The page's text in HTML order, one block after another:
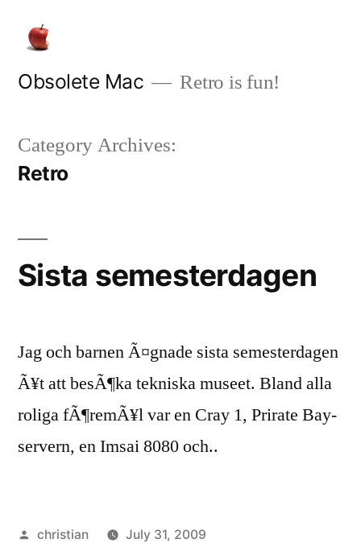
content
Obsolete Mac Retro is fun!
Category Archives:
Retro
Sista semesterdagen
Jag och barnen Ã¤gnade sista semesterdagen
Ã¥t att besÃ¶ka tekniska museet. Bland alla
roliga fÃ¶remÃ¥l var en Cray 1, Prirate Bay-
servern, en Imsai 8080 och..
Posted
christian
July 31, 2009